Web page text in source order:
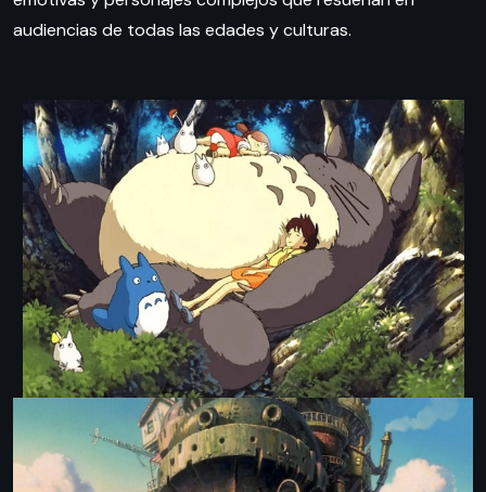
audiencias de todas las edades y culturas.